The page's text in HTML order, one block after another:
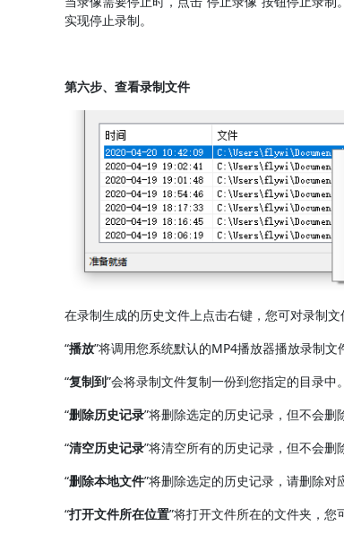
实现停止录制。
第六步、查看录制文件
在录制生成的历史文件上点击右键，您可对录制文
“播放”将调用您系统默认的MP4播放器播放录制
“复制到”会将录制文件复制一份到您指定的目录中。
“删除历史记录”将删除选定的历史记录，但不会删
“清空历史记录”将清空所有的历史记录，但不会删
“删除本地文件”将删除选定的历史记录，请删除对
“打开文件所在位置”将打开文件所在的文件夹，您